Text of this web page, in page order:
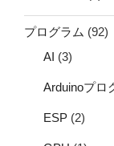
プログラム (92)
AI (3)
Arduinoプロ
ESP (2)